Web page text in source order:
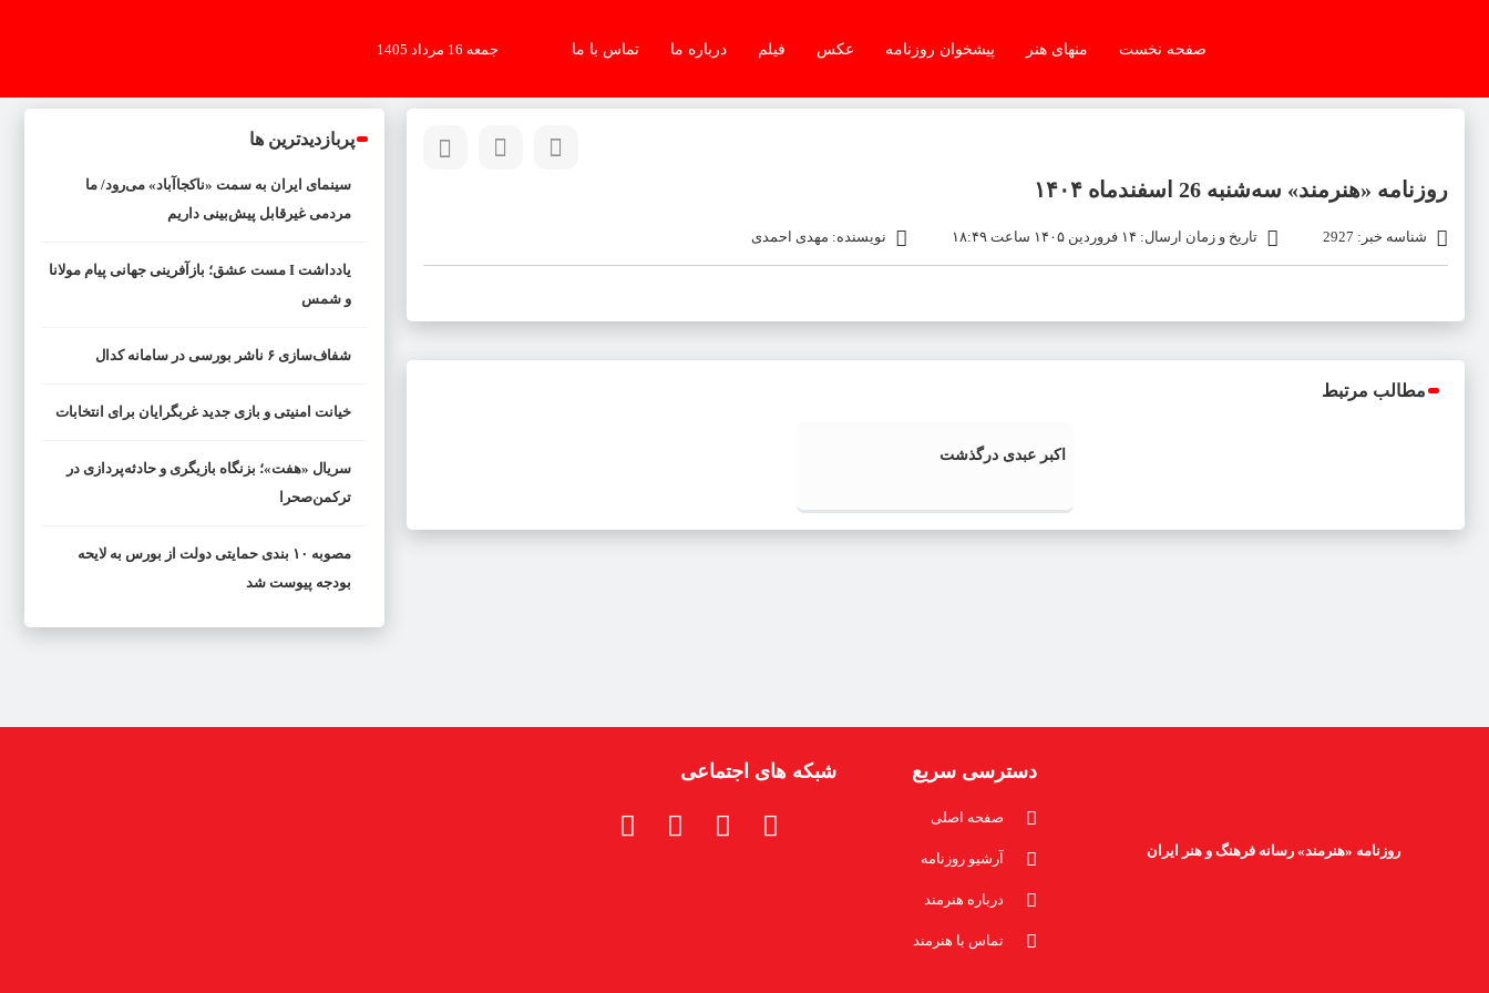
صفحه نخست منهای هنر پیشخوان روزنامه عکس فیلم درباره ما تماس با ما جمعه 16 مرداد 1405 |
روزنامه «هنرمند» سه‌شنبه 26 اسفندماه ۱۴۰۴
شناسه خبر: 2927 تاریخ و زمان ارسال: ۱۴ فروردین ۱۴۰۵ ساعت ۱۸:۴۹ نویسنده: مهدی احمدی
مطالب مرتبط
اکبر عبدی درگذشت
پربازدیدترین ها
سینمای ایران به سمت «ناکجاآباد» می‌رود/ ما
مردمی غیرقابل پیش‌بینی داریم
یادداشت I مست عشق؛ بازآفرینی جهانی پیام مولانا
و شمس
شفاف‌سازی ۶ ناشر بورسی در سامانه کدال
خیانت امنیتی و بازی جدید غربگرایان برای انتخابات
سریال «هفت»؛ بزنگاه بازیگری و حادثه‌پردازی در
ترکمن‌صحرا
مصوبه ۱۰ بندی حمایتی دولت از بورس به لایحه
بودجه پیوست شد
روزنامه «هنرمند» رسانه فرهنگ و هنر ایران
دسترسی سریع
صفحه اصلی
آرشیو روزنامه
درباره هنرمند
تماس با هنرمند
شبکه های اجتماعی